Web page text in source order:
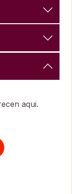
aqui.